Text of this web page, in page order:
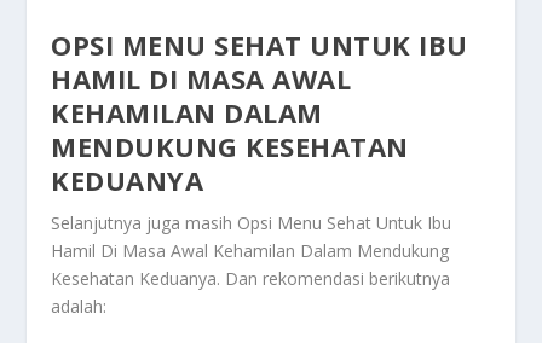
OPSI MENU SEHAT UNTUK IBU
HAMIL DI MASA AWAL
KEHAMILAN DALAM
MENDUKUNG KESEHATAN
KEDUANYA
Selanjutnya juga masih Opsi Menu Sehat Untuk Ibu
Hamil Di Masa Awal Kehamilan Dalam Mendukung
Kesehatan Keduanya. Dan rekomendasi berikutnya
adalah: